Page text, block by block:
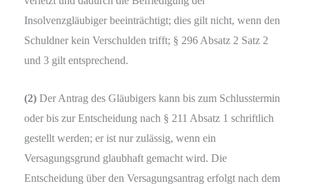
Insolvenzgläubiger beeinträchtigt; dies gilt nicht, wenn den
Schuldner kein Verschulden trifft; § 296 Absatz 2 Satz 2
und 3 gilt entsprechend.
(2) Der Antrag des Gläubigers kann bis zum Schlusstermin
oder bis zur Entscheidung nach § 211 Absatz 1 schriftlich
gestellt werden; er ist nur zulässig, wenn ein
Versagungsgrund glaubhaft gemacht wird. Die
Entscheidung über den Versagungsantrag erfolgt nach dem